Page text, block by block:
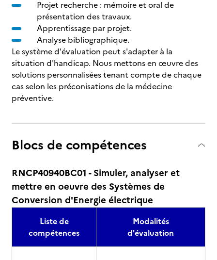
Projet recherche : mémoire et oral de
présentation des travaux.
Apprentissage par projet.
Analyse bibliographique.
Le système d'évaluation peut s'adapter à la
situation d'handicap. Nous mettons en œuvre des
solutions personnalisées tenant compte de chaque
cas selon les préconisations de la médecine
préventive.
Blocs de compétences
RNCP40940BC01 - Simuler, analyser et
mettre en oeuvre des Systèmes de
Conversion d'Energie électrique
Liste de
compétences
Modalités
d'évaluation